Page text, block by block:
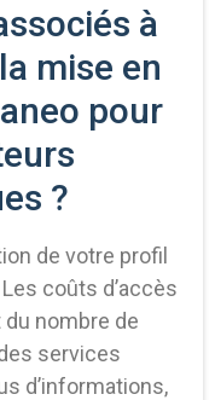
à
mise en
pour
?
de votre profil
coûts d’accès
nombre de
services
d’informations,